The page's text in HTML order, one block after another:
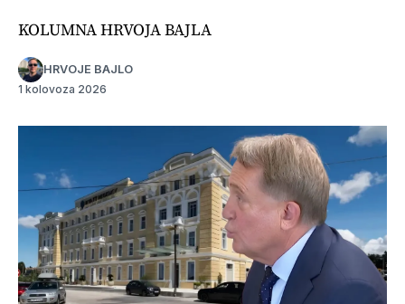
KOLUMNA HRVOJA BAJLA
HRVOJE BAJLO
1 kolovoza 2026